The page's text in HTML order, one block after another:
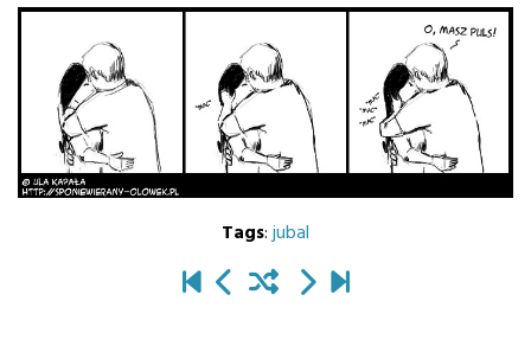
Tags:jubal